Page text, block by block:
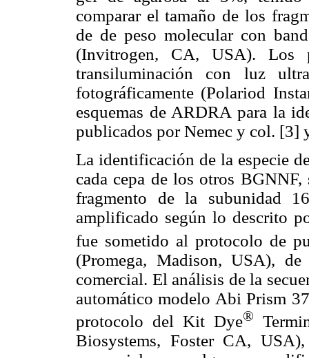
comparar el tamaño de los
de de peso molecular con
(Invitrogen, CA, USA). Los
transiluminación con luz
fotográficamente (Polariod
esquemas de ARDRA para la
publicados por Nemec y col.
La identificación de la especie
cada cepa de los otros
fragmento de la subunidad
amplificado según lo descrito
fue sometido al protocolo de
(Promega, Madison, USA),
comercial. El análisis de la
automático modelo Abi Prism
protocolo del Kit Dye®
Biosystems, Foster CA,